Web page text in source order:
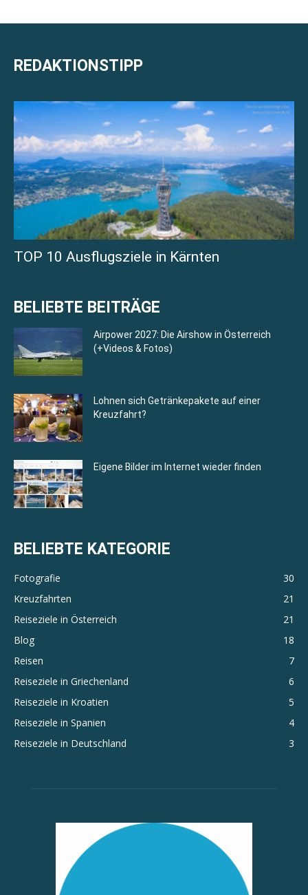
REDAKTIONSTIPP
TOP 10 Ausflugsziele in Kärnten
BELIEBTE BEITRÄGE
Airpower 2027: Die Airshow in Österreich
(+Videos & Fotos)
Lohnen sich Getränkepakete auf einer
Kreuzfahrt?
Eigene Bilder im Internet wieder finden
BELIEBTE KATEGORIE
Fotografie
30
Kreuzfahrten
21
Reiseziele in Österreich
21
Blog
18
Reisen
7
Reiseziele in Griechenland
6
Reiseziele in Kroatien
5
Reiseziele in Spanien
4
Reiseziele in Deutschland
3